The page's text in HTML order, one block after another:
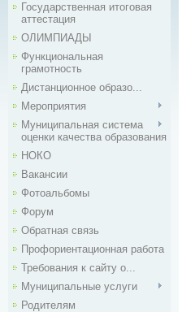
Государственная итоговая
аттестация
ОЛИМПИАДЫ
Функциональная
грамотность
Дистанционное образо...
Мероприятия
Муниципальная система
оценки качества образования
НОКО
Вакансии
Фотоальбомы
Форум
Обратная связь
Профориентационная работа
Требования к сайту о...
Муниципальные услуги
Родителям